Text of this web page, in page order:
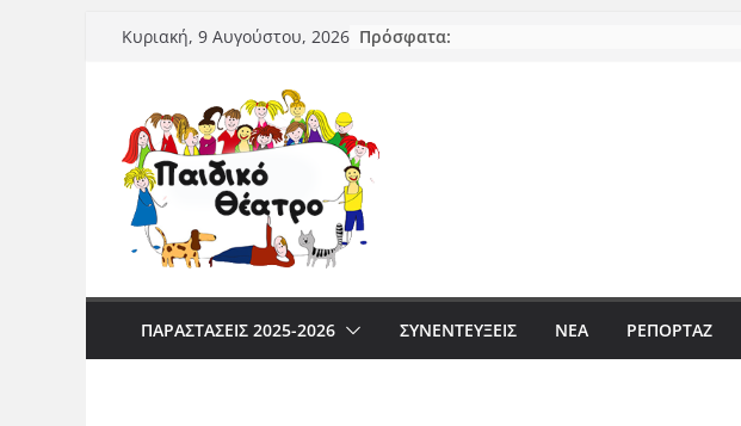
Μετάβαση
Κυριακή, 9 Αυγούστου, 2026 Πρόσφατα:
ΠΑΡΑΣΤΆΣΕΙΣ 2025-2026 ΣΥΝΕΝΤΕΥΞΕΙΣ ΝΈΑ ΡΕΠΟΡΤΆΖ